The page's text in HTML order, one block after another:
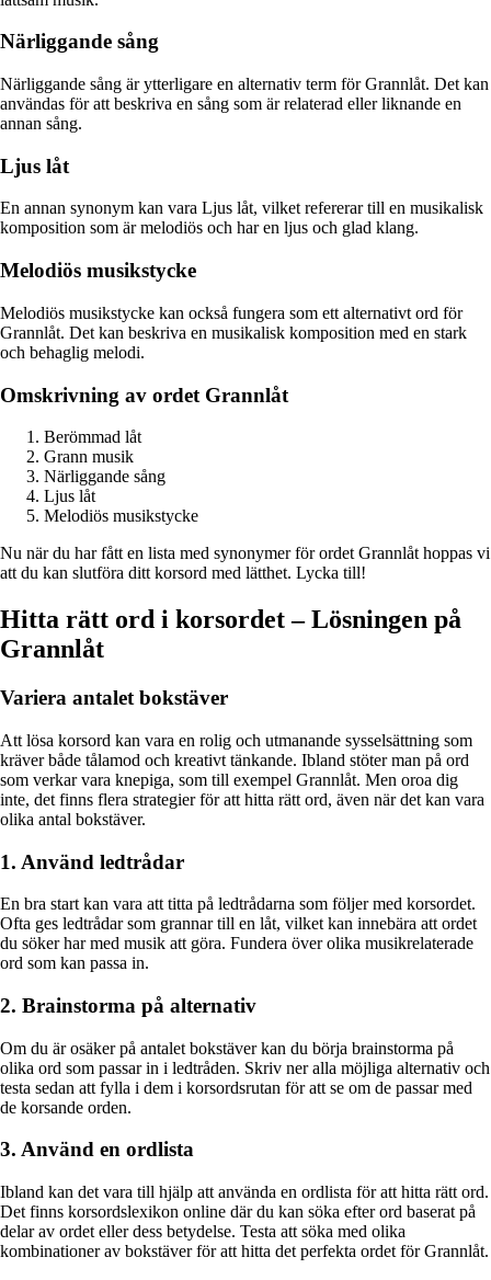
Närliggande sång
Närliggande sång är ytterligare en alternativ term för Grannlåt. Det kan
användas för att beskriva en sång som är relaterad eller liknande en
annan sång.
Ljus låt
En annan synonym kan vara Ljus låt, vilket refererar till en musikalisk
komposition som är melodiös och har en ljus och glad klang.
Melodiös musikstycke
Melodiös musikstycke kan också fungera som ett alternativt ord för
Grannlåt. Det kan beskriva en musikalisk komposition med en stark
och behaglig melodi.
Omskrivning av ordet Grannlåt
Berömmad låt
Grann musik
Närliggande sång
Ljus låt
Melodiös musikstycke
Nu när du har fått en lista med synonymer för ordet Grannlåt hoppas vi
att du kan slutföra ditt korsord med lätthet. Lycka till!
Hitta rätt ord i korsordet – Lösningen på
Grannlåt
Variera antalet bokstäver
Att lösa korsord kan vara en rolig och utmanande sysselsättning som
kräver både tålamod och kreativt tänkande. Ibland stöter man på ord
som verkar vara knepiga, som till exempel Grannlåt. Men oroa dig
inte, det finns flera strategier för att hitta rätt ord, även när det kan vara
olika antal bokstäver.
1. Använd ledtrådar
En bra start kan vara att titta på ledtrådarna som följer med korsordet.
Ofta ges ledtrådar som grannar till en låt, vilket kan innebära att ordet
du söker har med musik att göra. Fundera över olika musikrelaterade
ord som kan passa in.
2. Brainstorma på alternativ
Om du är osäker på antalet bokstäver kan du börja brainstorma på
olika ord som passar in i ledtråden. Skriv ner alla möjliga alternativ och
testa sedan att fylla i dem i korsordsrutan för att se om de passar med
de korsande orden.
3. Använd en ordlista
Ibland kan det vara till hjälp att använda en ordlista för att hitta rätt ord.
Det finns korsordslexikon online där du kan söka efter ord baserat på
delar av ordet eller dess betydelse. Testa att söka med olika
kombinationer av bokstäver för att hitta det perfekta ordet för Grannlåt.